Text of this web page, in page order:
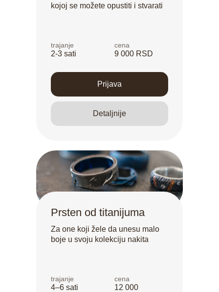
kojoj se možete opustiti i stvarati
2-3 sati
trajanje
9 000 RSD
cena
Prijava
Detaljnije
Prsten od titanijuma
Za one koji žele da unesu malo
boje u svoju kolekciju nakita
4–6 sati
trajanje
12 000
cena